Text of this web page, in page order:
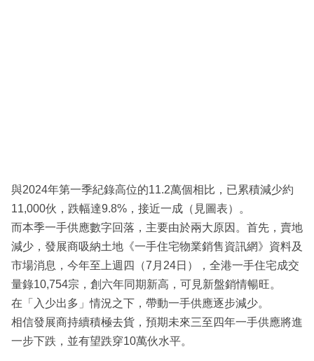
與2024年第一季紀錄高位的11.2萬個相比，已累積減少約
11,000伙，跌幅達9.8%，接近一成（見圖表）。
而本季一手供應數字回落，主要由於兩大原因。首先，賣地
減少，發展商吸納土地《一手住宅物業銷售資訊網》資料及
市場消息，今年至上週四（7月24日），全港一手住宅成交
量錄10,754宗，創六年同期新高，可見新盤銷情暢旺。
在「入少出多」情況之下，帶動一手供應逐步減少。
相信發展商持續積極去貨，預期未來三至四年一手供應將進
一步下跌，並有望跌穿10萬伙水平。